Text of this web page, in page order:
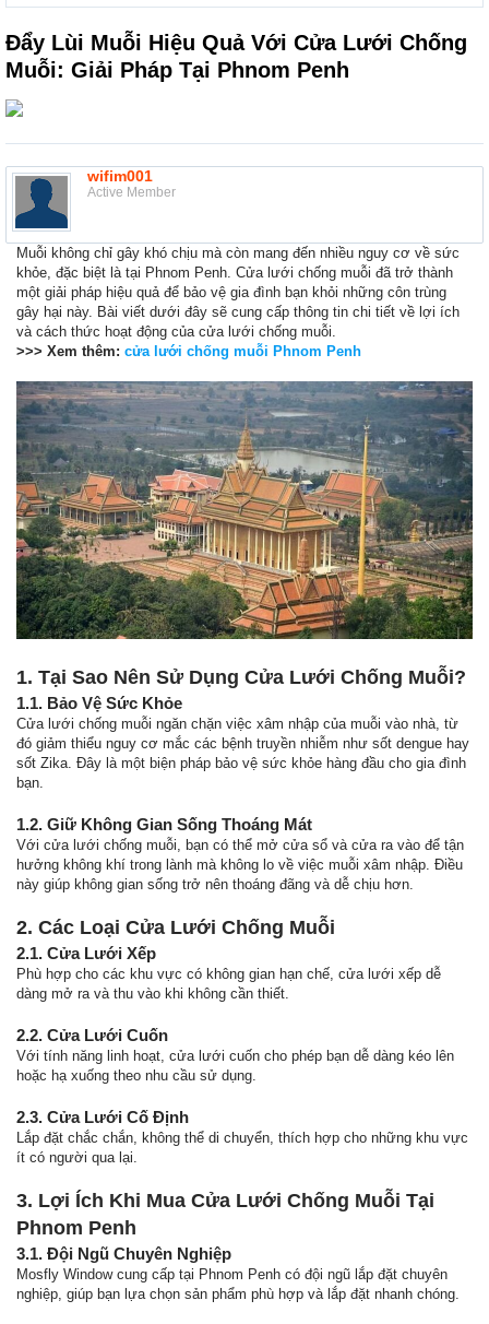
Đẩy Lùi Muỗi Hiệu Quả Với Cửa Lưới Chống
Muỗi: Giải Pháp Tại Phnom Penh
wifim001
Active Member
Muỗi không chỉ gây khó chịu mà còn mang đến nhiều nguy cơ về sức
khỏe, đặc biệt là tại Phnom Penh. Cửa lưới chống muỗi đã trở thành
một giải pháp hiệu quả để bảo vệ gia đình bạn khỏi những côn trùng
gây hại này. Bài viết dưới đây sẽ cung cấp thông tin chi tiết về lợi ích
và cách thức hoạt động của cửa lưới chống muỗi.
>>> Xem thêm: cửa lưới chống muỗi Phnom Penh
1. Tại Sao Nên Sử Dụng Cửa Lưới Chống Muỗi?
1.1. Bảo Vệ Sức Khỏe
Cửa lưới chống muỗi ngăn chặn việc xâm nhập của muỗi vào nhà, từ
đó giảm thiểu nguy cơ mắc các bệnh truyền nhiễm như sốt dengue hay
sốt Zika. Đây là một biện pháp bảo vệ sức khỏe hàng đầu cho gia đình
bạn.
1.2. Giữ Không Gian Sống Thoáng Mát
Với cửa lưới chống muỗi, bạn có thể mở cửa sổ và cửa ra vào để tận
hưởng không khí trong lành mà không lo về việc muỗi xâm nhập. Điều
này giúp không gian sống trở nên thoáng đãng và dễ chịu hơn.
2. Các Loại Cửa Lưới Chống Muỗi
2.1. Cửa Lưới Xếp
Phù hợp cho các khu vực có không gian hạn chế, cửa lưới xếp dễ
dàng mở ra và thu vào khi không cần thiết.
2.2. Cửa Lưới Cuốn
Với tính năng linh hoạt, cửa lưới cuốn cho phép bạn dễ dàng kéo lên
hoặc hạ xuống theo nhu cầu sử dụng.
2.3. Cửa Lưới Cố Định
Lắp đặt chắc chắn, không thể di chuyển, thích hợp cho những khu vực
ít có người qua lại.
3. Lợi Ích Khi Mua Cửa Lưới Chống Muỗi Tại
Phnom Penh
3.1. Đội Ngũ Chuyên Nghiệp
Mosfly Window cung cấp tại Phnom Penh có đội ngũ lắp đặt chuyên
nghiệp, giúp bạn lựa chọn sản phẩm phù hợp và lắp đặt nhanh chóng.